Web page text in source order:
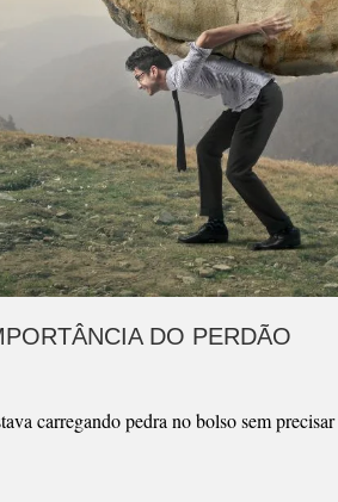
DO PERDÃO
carregando pedra no bolso sem precisar